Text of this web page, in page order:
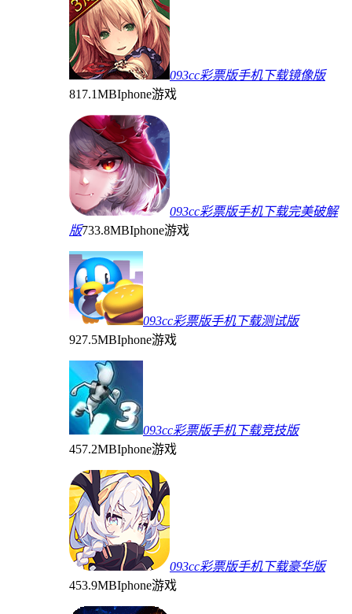
093cc彩票版手机下载镜像版
817.1MBIphone游戏
093cc彩票版手机下载完美破解
版733.8MBIphone游戏
093cc彩票版手机下载测试版
927.5MBIphone游戏
093cc彩票版手机下载竞技版
457.2MBIphone游戏
093cc彩票版手机下载豪华版
453.9MBIphone游戏